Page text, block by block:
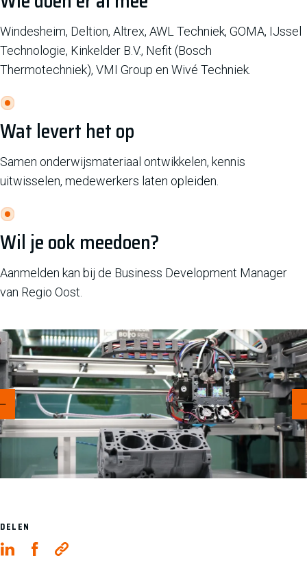
Windesheim, Deltion, Altrex, AWL Techniek, GOMA, IJssel
Technologie, Kinkelder B.V., Nefit (Bosch
Thermotechniek), VMI Group en Wivé Techniek.
Wat levert het op
Samen onderwijsmateriaal ontwikkelen, kennis
uitwisselen, medewerkers laten opleiden.
Wil je ook meedoen?
Aanmelden kan bij de Business Development Manager
van Regio Oost.
DELEN